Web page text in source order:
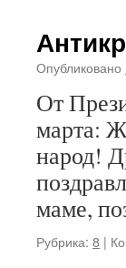
Опубликовано
От
марта:
народ!
маме,
Рубрика: 8 |